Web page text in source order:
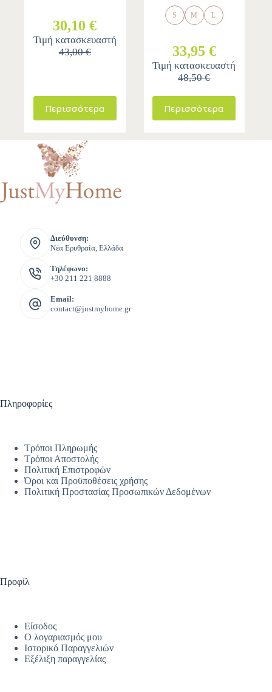
30,10 €
Τιμή κατασκευαστή
43,00 €
Περισσότερα
S M L
33,95 €
Τιμή κατασκευαστή
48,50 €
Περισσότερα
Διεύθυνση:
Νέα Ερυθραία, Ελλάδα
Τηλέφωνο:
+30 211 221 8888
Email:
contact@justmyhome.gr
Πληροφορίες
Τρόποι Πληρωμής
Τρόποι Αποστολής
Πολιτική Επιστροφών
Όροι και Προϋποθέσεις χρήσης
Πολιτική Προστασίας Προσωπικών Δεδομένων
Προφίλ
Είσοδος
Ο λογαριασμός μου
Ιστορικό Παραγγελιών
Εξέλιξη παραγγελίας